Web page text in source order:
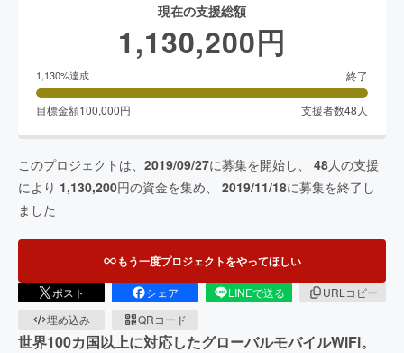
現在の支援総額
1,130,200円
1,130%達成 終了
目標金額100,000円 支援者数48 人
このプロジェクトは、 2019/09/27に募集を開始し、 48人の支援
により 1,130,200円の資金を集め、 2019/11/18に募集を終了し
ました
もう一度プロジェクトをやってほしい
ポスト シェア LINEで送る
URLコピー
埋め込み
QRコード
世界100カ国以上に対応したグローバルモバイルWiFi。